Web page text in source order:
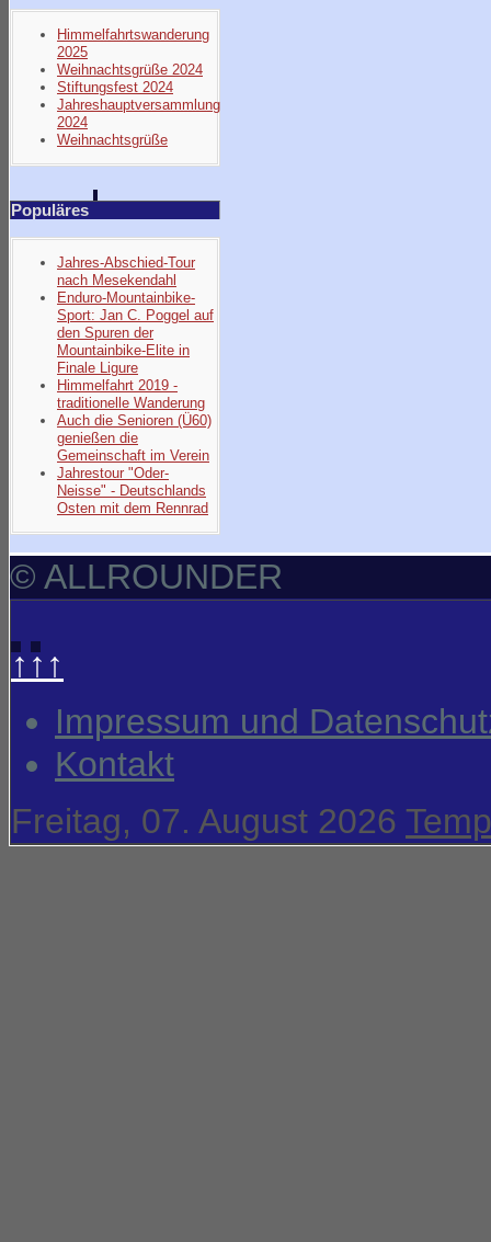
Himmelfahrtswanderung
2025
Weihnachtsgrüße 2024
Stiftungsfest 2024
Jahreshauptversammlung
2024
Weihnachtsgrüße
Populäres
Jahres-Abschied-Tour
nach Mesekendahl
Enduro-Mountainbike-
Sport: Jan C. Poggel auf
den Spuren der
Mountainbike-Elite in
Finale Ligure
Himmelfahrt 2019 -
traditionelle Wanderung
Auch die Senioren (Ü60)
genießen die
Gemeinschaft im Verein
Jahrestour "Oder-
Neisse" - Deutschlands
Osten mit dem Rennrad
© ALLROUNDER
↑↑↑
Impressum und
Kontakt
Freitag, 07. August 2026